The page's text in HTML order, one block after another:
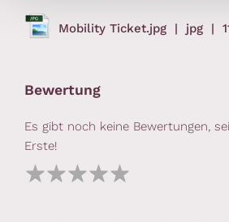
Mobility Ticket.jpg | jpg |
Bewertung
Es gibt noch keine Bewertungen,
Erste!